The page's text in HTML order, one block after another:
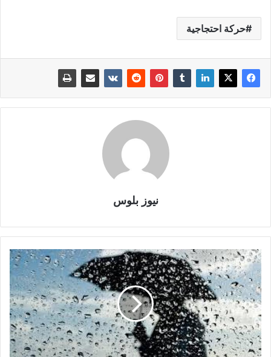
حركة احتجاجية
نيوز بلوس